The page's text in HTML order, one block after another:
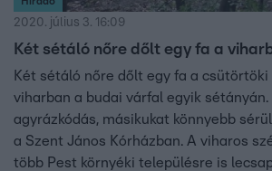
2020. július 3. 16:09
Két sétáló nőre dőlt egy fa a
Két sétáló nőre dőlt egy fa a
viharban a budai várfal egyik sétányán.
agyrázkódás, másikukat könnyebb
a Szent János Kórházban. A viharos
több Pest környéki településre is